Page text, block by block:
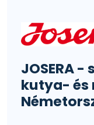
JOSERA
kutya- és